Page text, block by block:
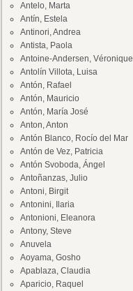
Antelo, Marta
Antín, Estela
Antinori, Andrea
Antista, Paola
Antoine-Andersen, Véronique
Antolín Villota, Luisa
Antón, Rafael
Antón, Mauricio
Antón, María José
Anton, Anton
Antón Blanco, Rocío del Mar
Antón de Vez, Patricia
Antón Svoboda, Ángel
Antoñanzas, Julio
Antoni, Birgit
Antonini, Ilaria
Antonioni, Eleanora
Antony, Steve
Anuvela
Aoyama, Gosho
Apablaza, Claudia
Aparicio, Raquel